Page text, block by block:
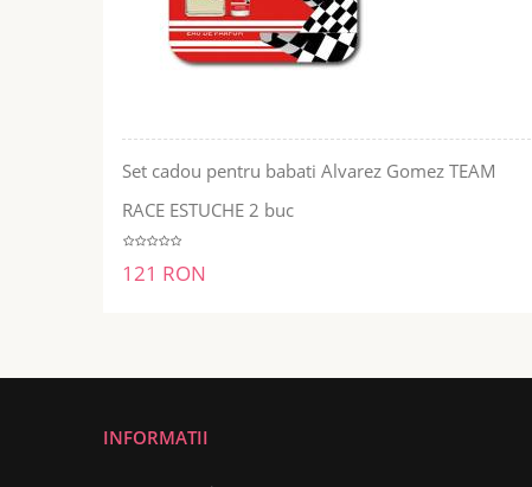
Set cadou pentru babati Alvarez Gomez TEAM
RACE ESTUCHE 2 buc
121 RON
ADĂUGĂ ÎN COŞ
INFORMATII